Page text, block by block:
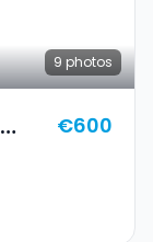
9 photos
€600